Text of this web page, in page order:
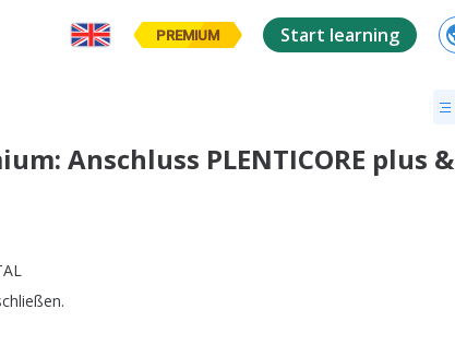
PREMIUM Start learning
Anschluss PLENTICORE plus &
.